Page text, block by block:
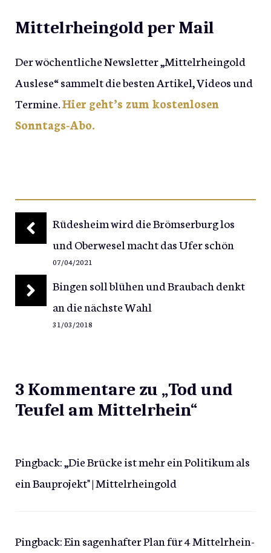
Mittelrheingold per Mail
Der wöchentliche Newsletter „Mittelrheingold
Auslese“ sammelt die besten Artikel, Videos und
Termine.Hier geht’s zum kostenlosen
Sonntags-Abo.
Rüdesheim wird die Brömserburg los
und Oberwesel macht das Ufer schön
07/04/2021
Bingen soll blühen und Braubach denkt
an die nächste Wahl
31/03/2018
3 Kommentare zu „Tod und
Teufel am Mittelrhein“
Pingback:„Die Brücke ist mehr ein Politikum als
ein Bauprojekt" | Mittelrheingold
Pingback:Ein sagenhafter Plan für 4 Mittelrhein-